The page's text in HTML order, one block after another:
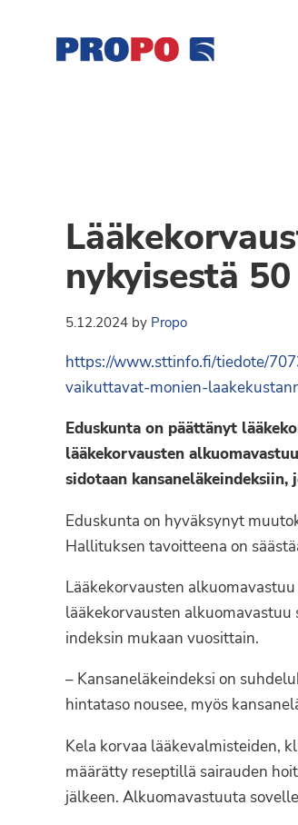
ensisijaiseen
valikkoon
pääsisältöön
ensisijaiseen
sivupalkkiin
alatunnisteeseen
Ry
perustettu
vuonna
1997.
on
Suomen
jäsenjärjestö.
nykyisestä
5.12.2024 by Propo
https://www.sttinfo.fi/tiedote/
vaikuttavat-monien-
Eduskunta on päättänyt
lääkekorvausten
sidotaan
Eduskunta on hyväksynyt
Hallituksen tavoitteena on
Lääkekorvausten
lääkekorvausten
indeksin mukaan vuosittain.
– Kansaneläkeindeksi on
hintataso nousee, myös
Kela korvaa lääkevalmisteiden,
määrätty reseptillä sairauden
jälkeen. Alkuomavastuuta